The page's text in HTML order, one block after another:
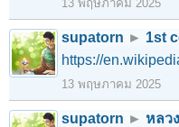
13 พฤษภาคม 2025
supatorn ► 1st
https://
13 พฤษภาคม 2025
supatorn ► หลว